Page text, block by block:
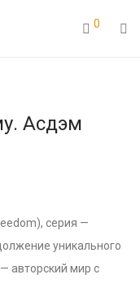
0
Асдэм
серия —
уникального
авторский мир с